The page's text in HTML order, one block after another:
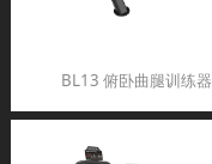
BL13 俯卧曲腿训练器